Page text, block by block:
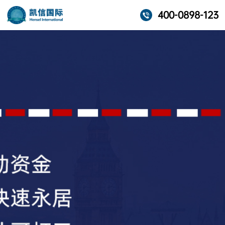
400-0898-123